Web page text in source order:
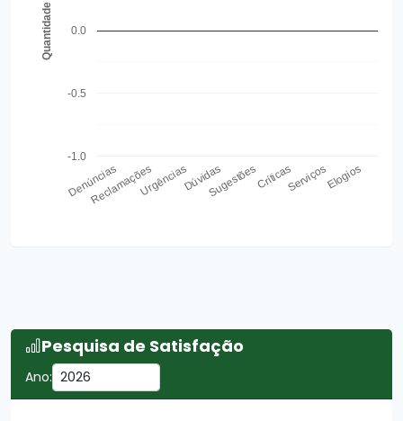
Denúncias
ReclamaçõesUrgênciasDúvidasSugestõesCríticasServiçosElogios
-1.0
-0.5
0.0
Quantidade
Pesquisa de Satisfação
Ano: